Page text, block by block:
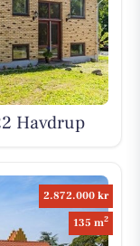
Havdrup
2.872.000 kr
135 m2